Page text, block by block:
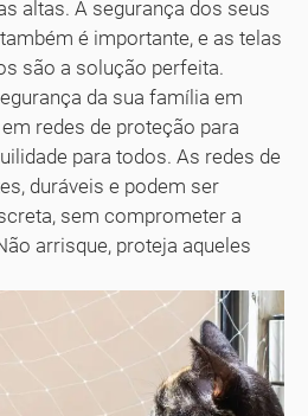
altas. A segurança dos seus
é importante, e as telas
são a solução perfeita.
da sua família em
redes de proteção para
para todos. As redes de
duráveis e podem ser
sem comprometer a
arrisque, proteja aqueles